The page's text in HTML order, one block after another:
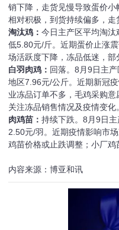
销下降，走货见慢导致蛋价
相对积极，到货持续偏多，走
淘汰鸡： 今日主产区平均淘
低5.80元/斤。近期蛋价止涨
场活跃度下降，冻品低迷，部
白羽肉鸡： 回落。8月9日主
地区7.96元/公斤。近期新冠
业冻品订单不多，毛鸡采购
关注冻品销售情况及疫情变化。
肉鸡苗： 持续下跌。8月9日
2.50元/羽。近期疫情影响市
鸡苗价格或止跌调整；小厂鸡
内容来源：博亚和讯